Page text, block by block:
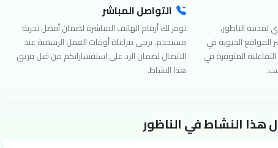
لمدينة الناظور،
المواقع الحيوية في
المتوفرة في
التواصل المباشر
نوفر لك أرقام الهاتف المباشرة لضمان أفضل تجربة
مستخدم. يرجى مراعاة أوقات العمل الرسمية عند
الاتصال لضمان الرد على استفساراتكم من قبل فريق
هذا النشاط.
هذا النشاط في الناظور